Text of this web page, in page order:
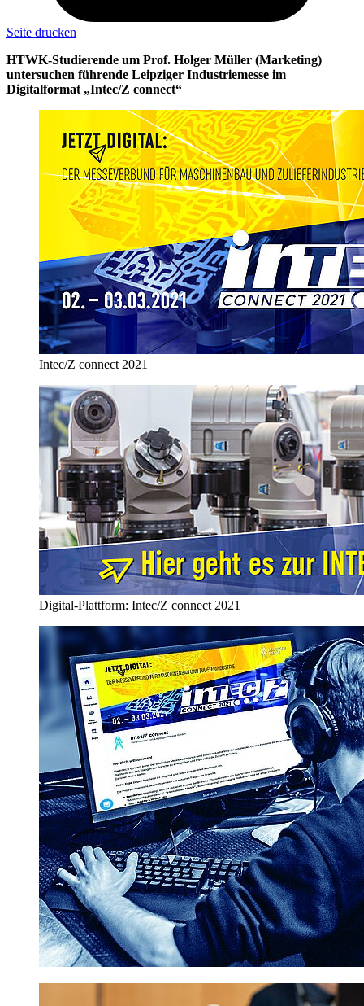
Seite drucken
HTWK-Studierende um Prof. Holger Müller (Marketing)
untersuchen führende Leipziger Industriemesse im
Digitalformat „Intec/Z connect“
Intec/Z connect 2021
Digital-Plattform: Intec/Z connect 2021